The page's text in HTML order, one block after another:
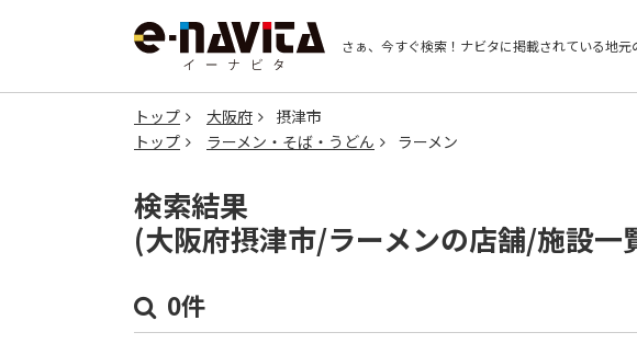
さぁ、今すぐ検索！ ナビタに掲載されている地元
トップ 大阪府
摂津市
トップ
ラーメン・そば・うどん ラーメン
検索結果
(大阪府摂津市/ラーメンの店舗/施設一
0件